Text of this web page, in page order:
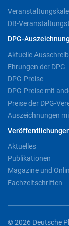
DB-
DPG-
Aktuelle
Ehrungen der DPG
DPG-Preise
DPG-Preise mit
Preise der DPG-
Auszeichnungen
Aktuelles
Publikationen
Magazine und
Fachzeitschriften
© 2026 Deutsche